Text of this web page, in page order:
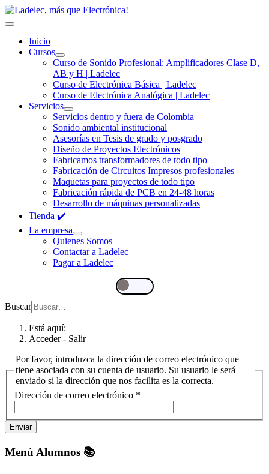
Inicio
Cursos
Curso de Sonido Profesional: Amplificadores Clase D,
AB y H | Ladelec
Curso de Electrónica Básica | Ladelec
Curso de Electrónica Analógica | Ladelec
Servicios
Servicios dentro y fuera de Colombia
Sonido ambiental institucional
Asesorías en Tesis de grado y posgrado
Diseño de Proyectos Electrónicos
Fabricamos transformadores de todo tipo
Fabricación de Circuitos Impresos profesionales
Maquetas para proyectos de todo tipo
Fabricación rápida de PCB en 24-48 horas
Desarrollo de máquinas personalizadas
Tienda ✔️
La empresa
Quienes Somos
Contactar a Ladelec
Pagar a Ladelec
Buscar
Está aquí:
Acceder - Salir
Por favor, introduzca la dirección de correo electrónico que
tiene asociada con su cuenta de usuario. Su usuario le será
enviado si la dirección que nos facilita es la correcta.
Dirección de correo electrónico *
Enviar
Menú Alumnos 📚​